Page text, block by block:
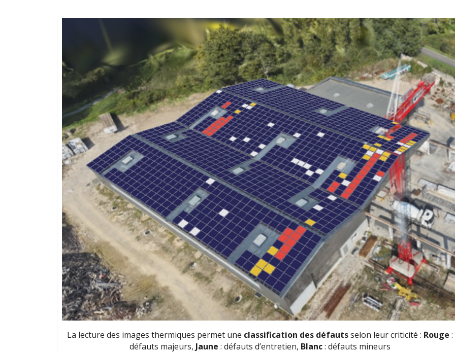
La lecture des images thermiques permet une classification des défautsselon leur criticité : Rouge :
défauts majeurs, Jaune : défauts d’entretien, Blanc: défauts mineurs